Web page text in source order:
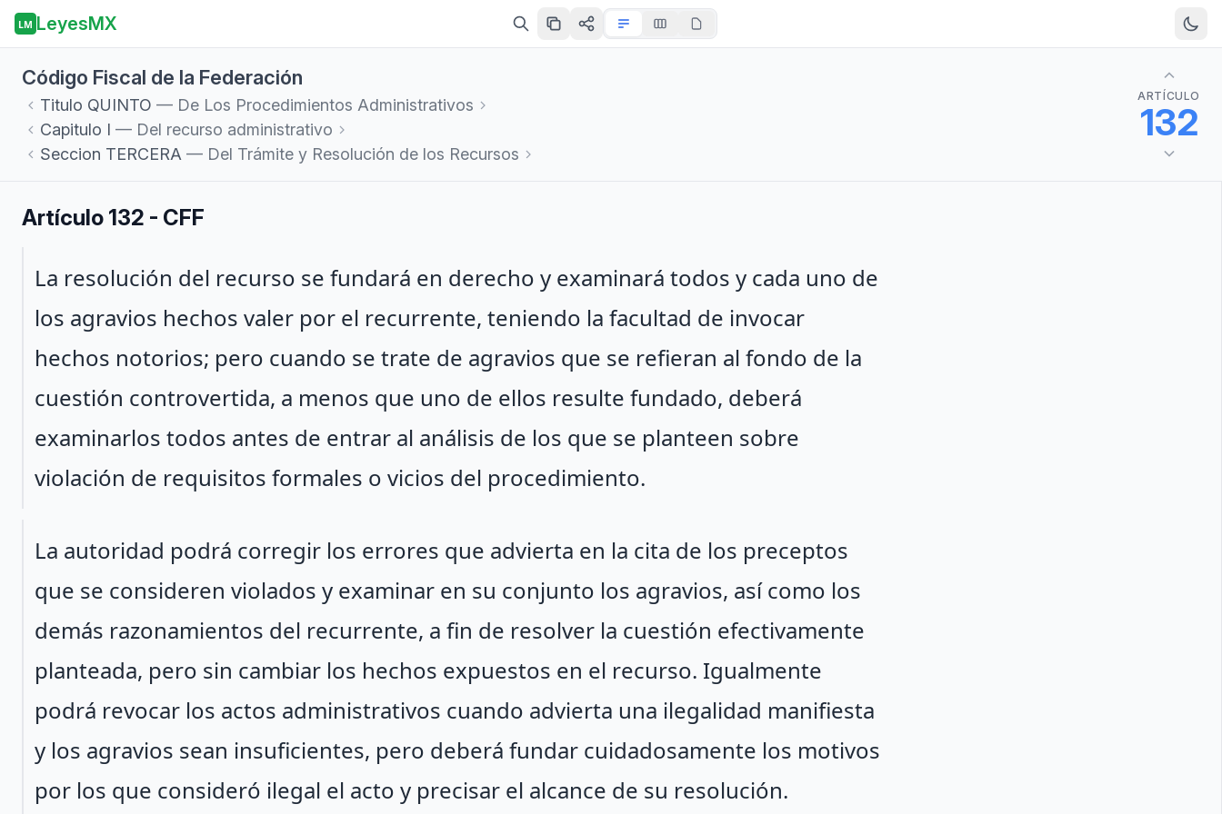
LM LeyesMX
Código Fiscal de la Federación
Titulo QUINTO — De Los Procedimientos Administrativos
Capitulo I — Del recurso administrativo
Seccion TERCERA — Del Trámite y Resolución de los Recursos
ARTÍCULO
132
Artículo 132 - CFF
Párrafo 1
La resolución del recurso se fundará en derecho y examinará todos y cada uno de
los agravios hechos valer por el recurrente, teniendo la facultad de invocar
hechos notorios; pero cuando se trate de agravios que se refieran al fondo de la
cuestión controvertida, a menos que uno de ellos resulte fundado, deberá
examinarlos todos antes de entrar al análisis de los que se planteen sobre
violación de requisitos formales o vicios del procedimiento.
Párrafo 2
La autoridad podrá corregir los errores que advierta en la cita de los preceptos
que se consideren violados y examinar en su conjunto los agravios, así como los
demás razonamientos del recurrente, a fin de resolver la cuestión efectivamente
planteada, pero sin cambiar los hechos expuestos en el recurso. Igualmente
podrá revocar los actos administrativos cuando advierta una ilegalidad manifiesta
y los agravios sean insuficientes, pero deberá fundar cuidadosamente los motivos
por los que consideró ilegal el acto y precisar el alcance de su resolución.